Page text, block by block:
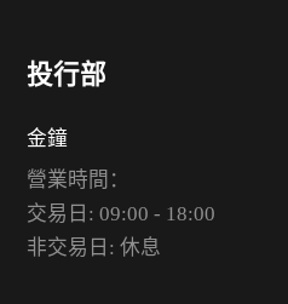
投行部
金鐘
營業時間：
交易日: 09:00 - 18:00
非交易日: 休息